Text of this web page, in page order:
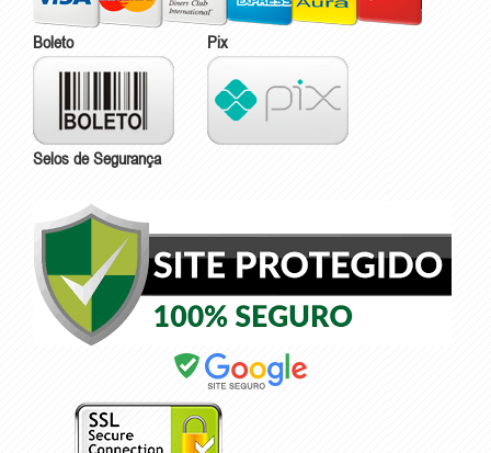
Boleto Pix
Selos de Segurança